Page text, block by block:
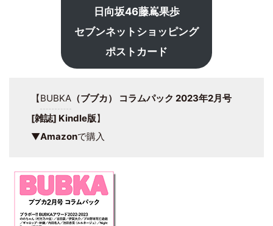
日向坂46藤嶌果歩
セブンネットショッピング
ポストカード
【BUBKA（ブブカ） コラムパック 2023年2月号
[雑誌] Kindle版】
▼Amazonで購入